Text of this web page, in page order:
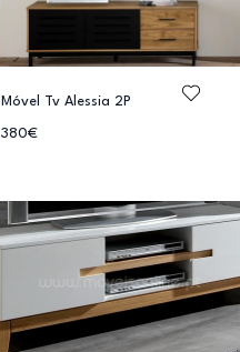
Móvel Tv Alessia 2P
380€